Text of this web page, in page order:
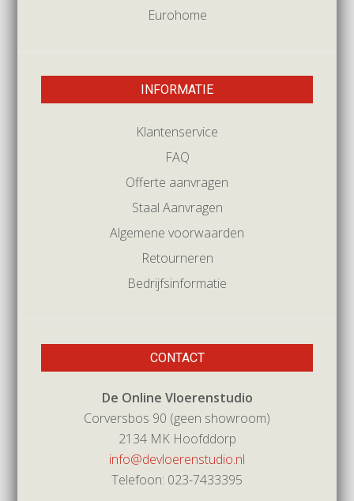
Eurohome
INFORMATIE
Klantenservice
FAQ
Offerte aanvragen
Staal Aanvragen
Algemene voorwaarden
Retourneren
Bedrijfsinformatie
CONTACT
De Online Vloerenstudio
Corversbos 90 (geen showroom)
2134 MK Hoofddorp
info@devloerenstudio.nl
Telefoon: 023-7433395